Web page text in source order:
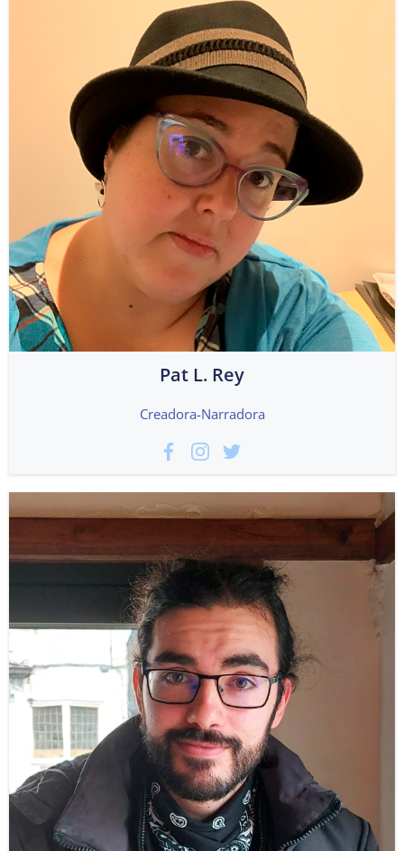
Pat L. Rey
Creadora-Narradora